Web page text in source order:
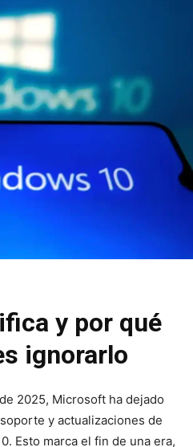
y por qué
ignorarlo
2025, Microsoft ha dejado
y actualizaciones de
Esto marca el fin de una era,